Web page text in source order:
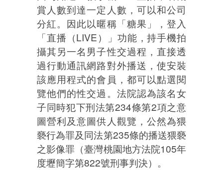
賞人數到達一定人數，可以和公司
分紅。因此以暱稱「糖果」，登入
「直播（LIVE）」功能，持手機拍
攝其另一名男子性交過程，直接透
過行動通訊網路對外播送，使安裝
該應用程式的會員，都可以點選閱
覽他們的性交過。法院認為該名女
子同時犯下刑法第234條第2項之意
圖營利及意圖供人觀覽，公然為猥
褻行為罪及同法第235條的播送猥褻
之影像罪（臺灣桃園地方法院105年
度壢簡字第822號刑事判決）。